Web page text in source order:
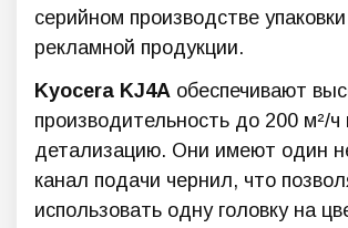
серийном производстве
рекламной продукции.
Kyocera KJ4A обеспечивают
производительность до 200 м²/
детализацию. Они имеют один
канал подачи чернил, что
использовать одну головку на